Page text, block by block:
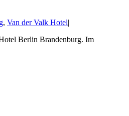
, Van der Valk Hotel|
Berlin Brandenburg. Im